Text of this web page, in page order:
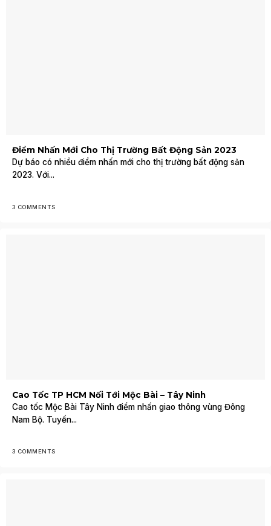
Điểm Nhấn Mới Cho Thị Trường Bất Động Sản 2023
Dự báo có nhiều điểm nhấn mới cho thị trường bất động sản
2023. Với...
3 COMMENTS
Cao Tốc TP HCM Nối Tới Mộc Bài – Tây Ninh
Cao tốc Mộc Bài Tây Ninh điểm nhấn giao thông vùng Đông
Nam Bộ. Tuyến...
3 COMMENTS